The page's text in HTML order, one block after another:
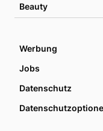
Beauty
Werbung
Jobs
Datenschutz